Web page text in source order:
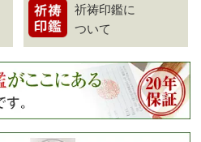
祈祷印鑑に
ついて